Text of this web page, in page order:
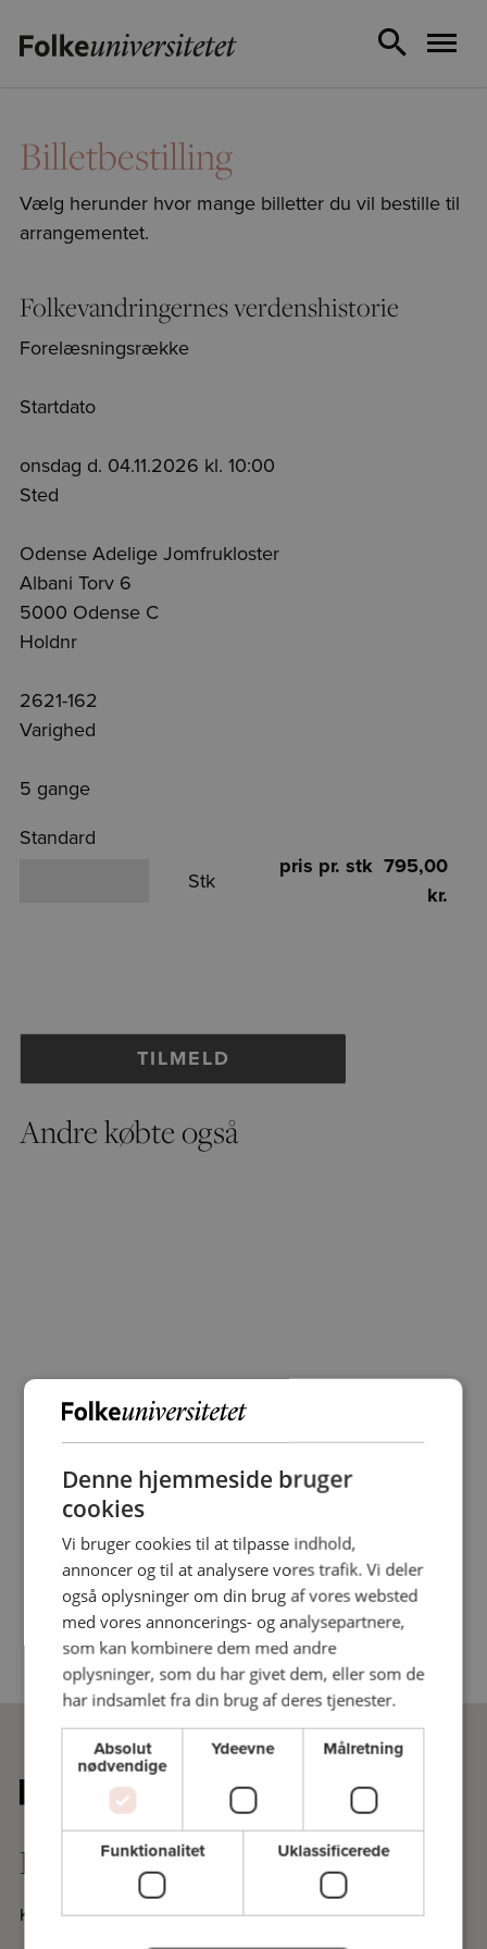
Billetbestilling
Vælg herunder hvor mange billetter du vil bestille til
arrangementet.
Folkevandringernes verdenshistorie
Forelæsningsrække
Startdato
onsdag d. 04.11.2026 kl. 10:00
Sted
Odense Adelige Jomfrukloster
Albani Torv 6
5000 Odense C
Holdnr
2621-162
Varighed
5 gange
Standard
Stk
pris pr. stk 795,00
kr.
Andre købte også
Praktisk
Kontakt sekretariatet
Denne hjemmeside bruger
cookies
Vi bruger cookies til at tilpasse indhold,
annoncer og til at analysere vores trafik. Vi deler
også oplysninger om din brug af vores websted
med vores annoncerings- og analysepartnere,
som kan kombinere dem med andre
oplysninger, som du har givet dem, eller som de
har indsamlet fra din brug af deres tjenester.
Absolut
nødvendige
Ydeevne Målretning
Funktionalitet Uklassificerede